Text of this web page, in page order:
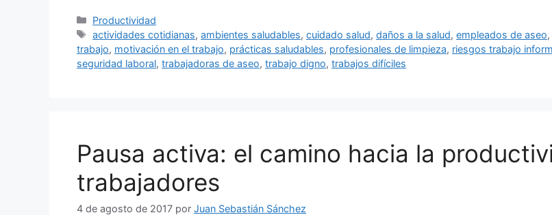
Categorías
Productividad
Etiquetas
actividades cotidianas,ambientes saludables,cuidado salud,daños a la salud,empleados de aseo
trabajo, motivación en el trabajo, prácticas saludables, profesionales de limpieza, riesgos trabajo
seguridad laboral, trabajadoras de aseo, trabajo digno, trabajos difíciles
Pausa activa: el camino hacia la
trabajadores
4 de agosto de 2017 por Juan Sebastián Sánchez